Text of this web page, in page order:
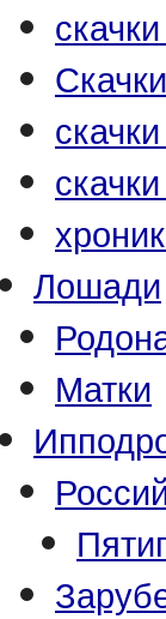
Лошади
Матки